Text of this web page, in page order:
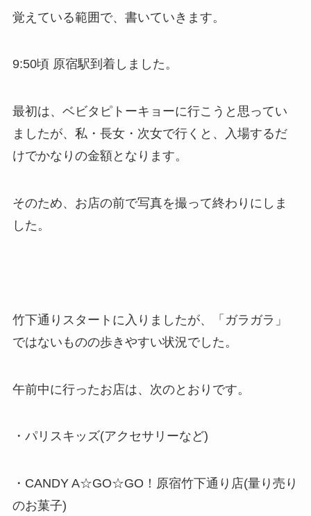
覚えている範囲で、書いていきます。
9:50頃 原宿駅到着しました。
最初は、ベビタピトーキョーに行こうと思ってい
ましたが、私・長女・次女で行くと、入場するだ
けでかなりの金額となります。
そのため、お店の前で写真を撮って終わりにしま
した。
竹下通りスタートに入りましたが、「ガラガラ」
ではないものの歩きやすい状況でした。
午前中に行ったお店は、次のとおりです。
・パリスキッズ(アクセサリーなど)
・CANDY A☆GO☆GO！原宿竹下通り店(量り売り
のお菓子)